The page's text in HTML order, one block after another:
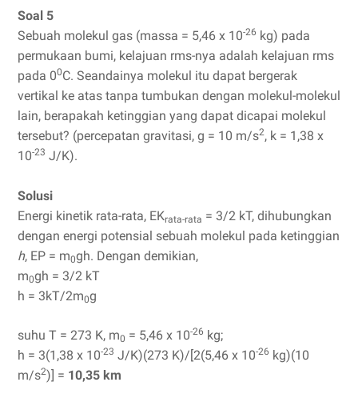
Soal 5
Sebuah molekul gas (massa = 5,46 x 10-26 kg) pada
permukaan bumi, kelajuan rms-nya adalah kelajuan rms
pada 00C. Seandainya molekul itu dapat bergerak
vertikal ke atas tanpa tumbukan dengan molekul-molekul
lain, berapakah ketinggian yang dapat dicapai molekul
tersebut? (percepatan gravitasi, g = 10 m/s2, k = 1,38 x
10-23 J/K).
Solusi
Energi kinetik rata-rata, EKrata-rata = 3/2 kT, dihubungkan
dengan energi potensial sebuah molekul pada ketinggian
h, EP = m0gh. Dengan demikian,
m0gh = 3/2 kT
h = 3kT/2m0g
suhu T = 273 K, m0 = 5,46 x 10-26 kg;
h = 3(1,38 x 10-23 J/K)(273 K)/[2(5,46 x 10-26 kg)(10
m/s2)] = 10,35 km